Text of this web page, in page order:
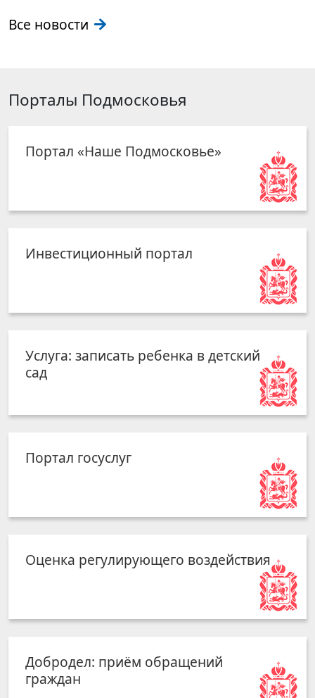
Все новости
Порталы Подмосковья
Портал «Наше Подмосковье»
Инвестиционный портал
Услуга: записать ребенка в детский
сад
Портал госуслуг
Оценка регулирующего воздействия
Добродел: приём обращений
граждан